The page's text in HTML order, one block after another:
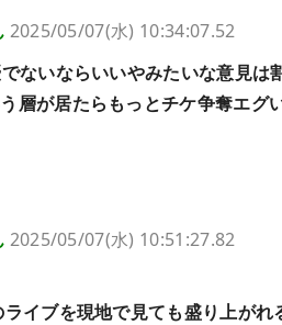
2025/05/07(水) 10:34:07.52
ないならいいやみたいな意見は
層が居たらもっとチケ争奪エグ
2025/05/07(水) 10:51:27.82
イブを現地で見ても盛り上がれ